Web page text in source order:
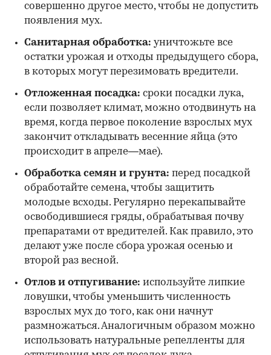
совершенно другое место, чтобы не допустить
появления мух.
Санитарная обработка: уничтожьте все
остатки урожая и отходы предыдущего сбора,
в которых могут перезимовать вредители.
Отложенная посадка: сроки посадки лука,
если позволяет климат, можно отодвинуть на
время, когда первое поколение взрослых мух
закончит откладывать весенние яйца (это
происходит в апреле—мае).
Обработка семян и грунта: перед посадкой
обработайте семена, чтобы защитить
молодые всходы. Регулярно перекапывайте
освободившиеся гряды, обрабатывая почву
препаратами от вредителей. Как правило, это
делают уже после сбора урожая осенью и
второй раз весной.
Отлов и отпугивание: используйте липкие
ловушки, чтобы уменьшить численность
взрослых мух до того, как они начнут
размножаться. Аналогичным образом можно
использовать натуральные репелленты для